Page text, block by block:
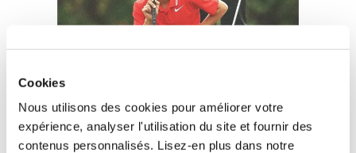
Cookies
Nous utilisons des cookies pour améliorer votre
expérience, analyser l'utilisation du site et fournir des
contenus personnalisés. Lisez-en plus dans notre